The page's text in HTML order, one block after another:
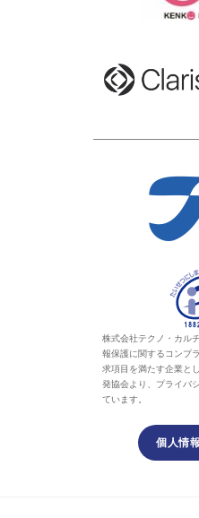
株式会社テクノ・カル
報保護に関するコンプ
求項目を満たす企業と
発協会より、プライバ
ています。
個人情